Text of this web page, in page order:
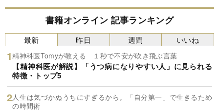
書籍オンライン 記事ランキング
最新
精神科医Tomyが教える １秒で不安が吹き飛ぶ言葉
【精神科医が解説】「うつ病になりやすい人」に見られる
特徴・トップ5
人生は気づかぬうちにすぎるから。「自分第一」で生きるため
の時間術
昨日 週間 いいね